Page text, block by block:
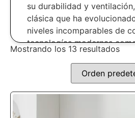
su durabilidad y
clásica que ha
niveles incomparables de
tecnologías modernas
ahora puedes disfrutar del
los muelles combinado
materiales
Mostrando los 13 resultados